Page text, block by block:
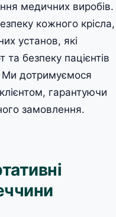
медичних виробів.
кожного крісла,
установ, які
безпеку пацієнтів
Ми дотримуємося
гарантуючи
замовлення.